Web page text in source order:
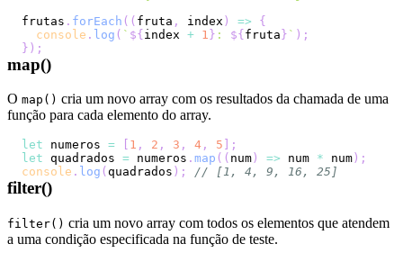
frutas . forEach ( ( fruta , index ) =>
{
console . log ( ` ${index + 1 } : ${fruta} ` ) ;
} ) ;
map()
O map() cria um novo array com os resultados da chamada de uma
função para cada elemento do array.
let numeros = 1 , 2 , 3 , 4 , 5
;
let quadrados = numeros . map ( ( num ) => num * num ) ;
console . log ( quadrados ) ; // [1, 4, 9, 16, 25]
filter()
filter() cria um novo array com todos os elementos que atendem
a uma condição especificada na função de teste.